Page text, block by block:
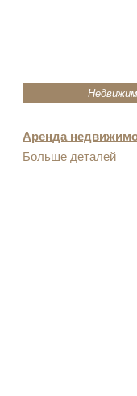
Аренда
Больше деталей